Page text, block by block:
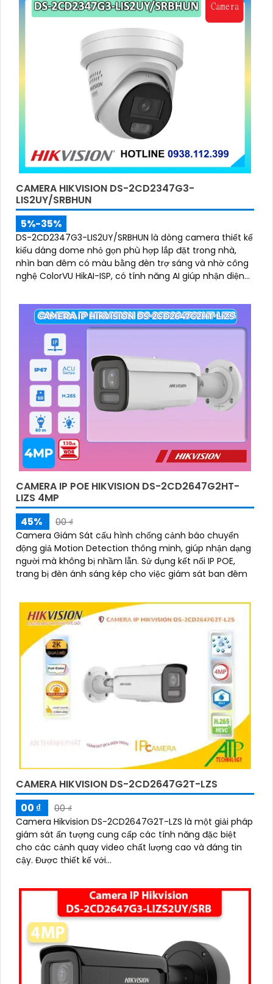
CAMERA HIKVISION DS-2CD2347G3-
LIS2UY/SRBHUN
5%-35%
DS-2CD2347G3-LIS2UY/SRBHUN là dòng camera thiết kế
kiểu dáng dome nhỏ gọn phù hợp lắp đặt trong nhà,
nhìn ban đêm có màu bằng đèn trợ sáng và nhờ công
nghệ ColorVU HikAI-ISP, có tính năng AI giúp nhận diện
CAMERA IP POE HIKVISION DS-2CD2647G2HT-
LIZS 4MP
45%
00 ₫
Camera Giám Sát cấu hình chống cảnh báo chuyển
động giả Motion Detection thông minh, giúp nhận dạng
người mà không bị nhầm lẫn. Sử dụng kết nối IP POE,
trang bị đèn ánh sáng kép cho việc giám sát ban đêm
CAMERA HIKVISION DS-2CD2647G2T-LZS
00 ₫
00 ₫
Camera Hikvision DS-2CD2647G2T-LZS là một giải pháp
giám sát ấn tượng cung cấp các tính năng đặc biệt
cho các cảnh quay video chất lượng cao và đáng tin
cậy. Được thiết kế với...